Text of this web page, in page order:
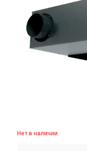
Нет в наличии